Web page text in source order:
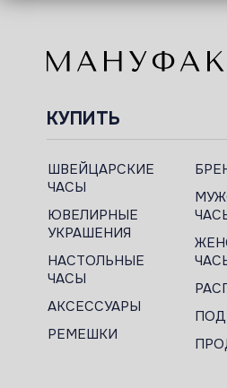
КУПИТЬ
ШВЕЙЦАРСКИЕ
ЧАСЫ
ЮВЕЛИРНЫЕ
УКРАШЕНИЯ
НАСТОЛЬНЫЕ
ЧАСЫ
АКСЕССУАРЫ
РЕМЕШКИ
ПОД